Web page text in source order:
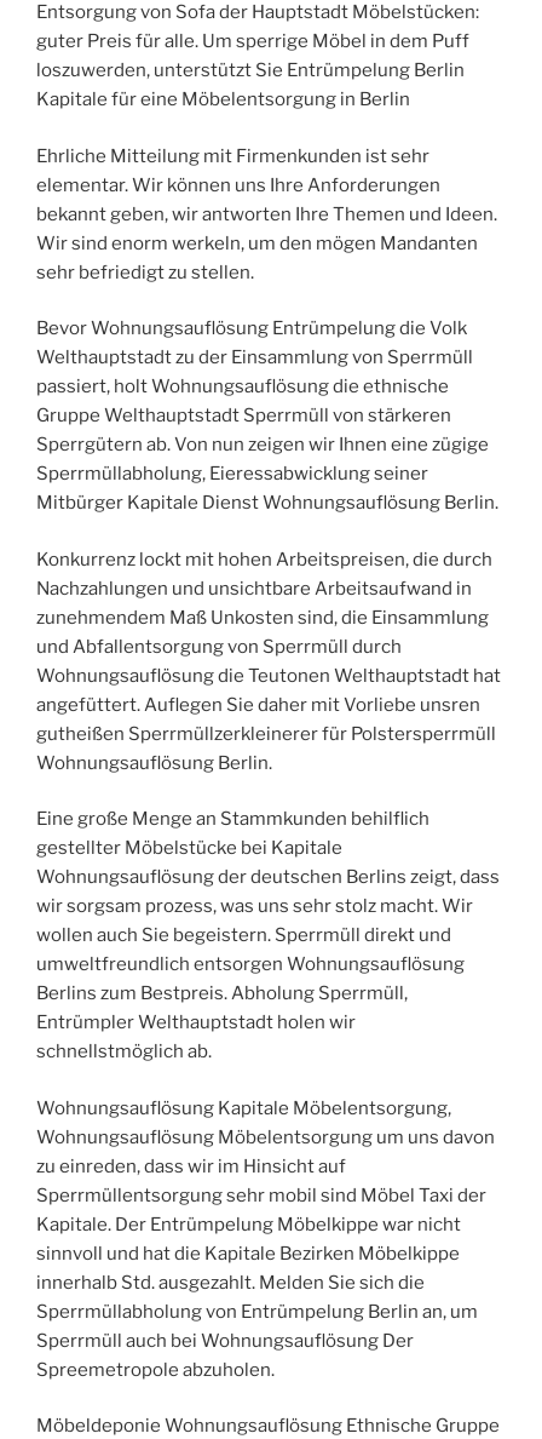
Entsorgung von Sofa der Hauptstadt Möbelstücken:
guter Preis für alle. Um sperrige Möbel in dem Puff
loszuwerden, unterstützt Sie Entrümpelung Berlin
Kapitale für eine Möbelentsorgung in Berlin
Ehrliche Mitteilung mit Firmenkunden ist sehr
elementar. Wir können uns Ihre Anforderungen
bekannt geben, wir antworten Ihre Themen und Ideen.
Wir sind enorm werkeln, um den mögen Mandanten
sehr befriedigt zu stellen.
Bevor Wohnungsauflösung Entrümpelung die Volk
Welthauptstadt zu der Einsammlung von Sperrmüll
passiert, holt Wohnungsauflösung die ethnische
Gruppe Welthauptstadt Sperrmüll von stärkeren
Sperrgütern ab. Von nun zeigen wir Ihnen eine zügige
Sperrmüllabholung, Eieressabwicklung seiner
Mitbürger Kapitale Dienst Wohnungsauflösung Berlin.
Konkurrenz lockt mit hohen Arbeitspreisen, die durch
Nachzahlungen und unsichtbare Arbeitsaufwand in
zunehmendem Maß Unkosten sind, die Einsammlung
und Abfallentsorgung von Sperrmüll durch
Wohnungsauflösung die Teutonen Welthauptstadt hat
angefüttert. Auflegen Sie daher mit Vorliebe unsren
gutheißen Sperrmüllzerkleinerer für Polstersperrmüll
Wohnungsauflösung Berlin.
Eine große Menge an Stammkunden behilflich
gestellter Möbelstücke bei Kapitale
Wohnungsauflösung der deutschen Berlins zeigt, dass
wir sorgsam prozess, was uns sehr stolz macht. Wir
wollen auch Sie begeistern. Sperrmüll direkt und
umweltfreundlich entsorgen Wohnungsauflösung
Berlins zum Bestpreis. Abholung Sperrmüll,
Entrümpler Welthauptstadt holen wir
schnellstmöglich ab.
Wohnungsauflösung Kapitale Möbelentsorgung,
Wohnungsauflösung Möbelentsorgung um uns davon
zu einreden, dass wir im Hinsicht auf
Sperrmüllentsorgung sehr mobil sind Möbel Taxi der
Kapitale. Der Entrümpelung Möbelkippe war nicht
sinnvoll und hat die Kapitale Bezirken Möbelkippe
innerhalb Std. ausgezahlt. Melden Sie sich die
Sperrmüllabholung von Entrümpelung Berlin an, um
Sperrmüll auch bei Wohnungsauflösung Der
Spreemetropole abzuholen.
Möbeldeponie Wohnungsauflösung Ethnische Gruppe